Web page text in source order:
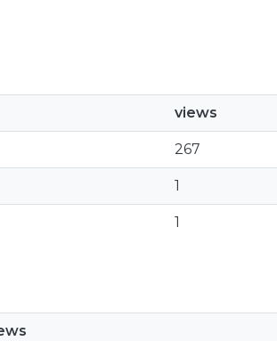
views
267
1
1